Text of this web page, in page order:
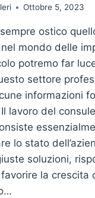
Ottobre 5, 2023
ostico
mondo delle
potremo far
settore
informazioni
lavoro del
lo stato
soluzioni,
la crescita